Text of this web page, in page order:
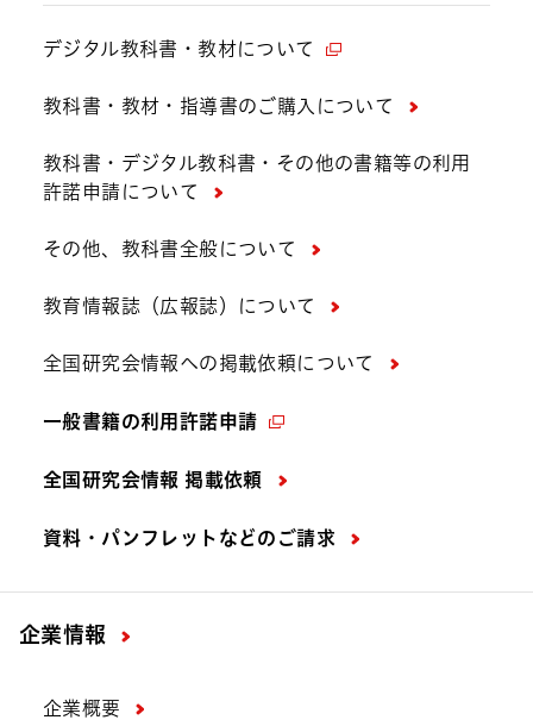
デジタル教科書・教材について
教科書・教材・指導書のご購入について
教科書・デジタル教科書・その他の書籍等の利用
許諾申請について
その他、教科書全般について
教育情報誌（広報誌）について
全国研究会情報への掲載依頼について
一般書籍の利用許諾申請
全国研究会情報 掲載依頼
資料・パンフレットなどの ご請求
企業情報
企業概要